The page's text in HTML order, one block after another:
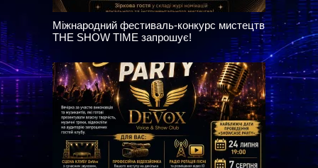
Міжнародний фестиваль-конкурс мистецтв
THE SHOW TIME запрошує!